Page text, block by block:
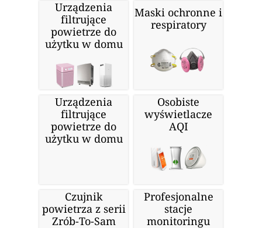
Urządzenia
filtrujące
powietrze do
użytku w domu
Maski ochronne i
respiratory
Urządzenia
filtrujące
powietrze do
użytku w domu
Osobiste
wyświetlacze
AQI
Czujnik
powietrza z serii
Zrób-To-Sam
Profesjonalne
stacje
monitoringu